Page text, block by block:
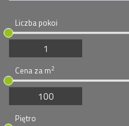
Liczba pokoi
Cena za m2
Piętro